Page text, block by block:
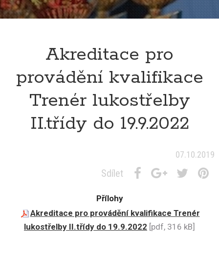
Akreditace pro
provádění kvalifikace
Trenér lukostřelby
II.třídy do 19.9.2022
07.10.2019
Sdílet
Přílohy
Akreditace pro provádění kvalifikace Trenér
lukostřelby II.třídy do 19.9.2022 [pdf, 316 kB]